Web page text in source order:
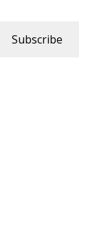
Subscribe